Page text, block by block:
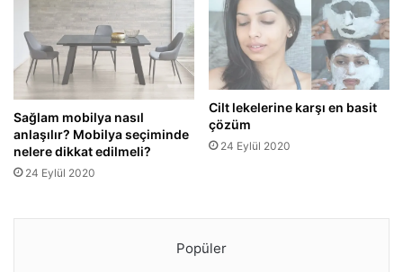
Sağlam mobilya nasıl
anlaşılır? Mobilya seçiminde
nelere dikkat edilmeli?
24 Eylül 2020
Cilt lekelerine karşı en basit
çözüm
24 Eylül 2020
Popüler